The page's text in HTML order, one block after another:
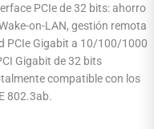
PCIe de 32 bits: ahorro
on-LAN, gestión remota
PCIe Gigabit a 10/100/1000
Gigabit de 32 bits
compatible con los
802.3ab.